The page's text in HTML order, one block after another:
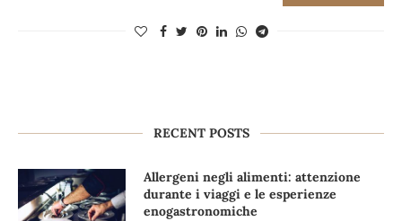
RECENT POSTS
Allergeni negli alimenti: attenzione
durante i viaggi e le esperienze
enogastronomiche